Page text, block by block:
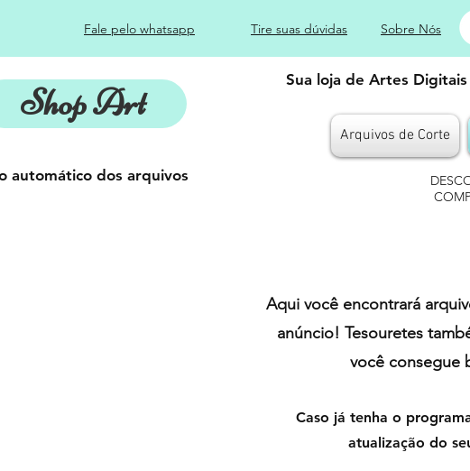
Fale pelo whatsapp Tire suas dúvidas Sobre Nós
Shop Art
Sua loja de Artes
Arquivos de Corte
automático dos arquivos
Aqui você encontrará
anúncio! Tesouretes
você consegue
Caso já tenha o
atualização do